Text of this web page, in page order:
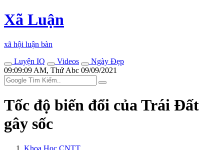
Xã Luận
xã hội luận bàn
Luyện IQ
Videos
Ngày Đẹp
09:09:09 AM, Thứ Abc 09/09/2021
Tốc độ biến đổi của Trái Đất
gây sốc
Khoa Học CNTT